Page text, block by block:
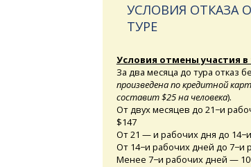
УСЛОВИЯ ОТКАЗА
ТУРЕ
Условия отмены участия в
За два месяца до тура отказ
произведена по кредитной
составит $25 на человека).
От двух месяцев до 21−и
$147
От 21 — и рабочих дня до
От 14−и рабочих дней до 7−и
Менее 7−и рабочих дней —